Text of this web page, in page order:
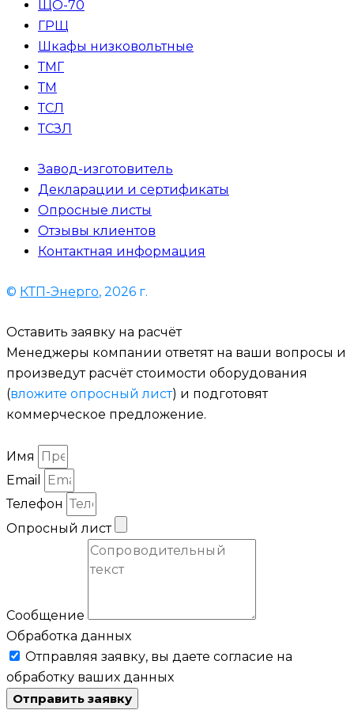
ЩО-70
ГРЩ
Шкафы низковольтные
ТМГ
ТМ
ТСЛ
ТСЗЛ
Завод-изготовитель
Декларации и сертификаты
Опросные листы
Отзывы клиентов
Контактная информация
© КТП-Энерго, 2026 г.
Оставить заявку на расчёт
Менеджеры компании ответят на ваши вопросы и
произведут расчёт стоимости оборудования
(вложите опросный лист) и подготовят
коммерческое предложение.
Имя
Email
Телефон
Опросный лист
Сообщение
Обработка данных
Отправляя заявку, вы даете согласие на
обработку ваших данных
Отправить заявку